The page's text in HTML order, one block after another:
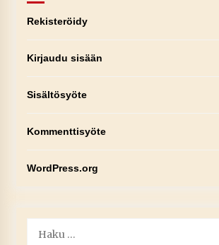
Rekisteröidy
Kirjaudu sisään
Sisältösyöte
Kommenttisyöte
WordPress.org